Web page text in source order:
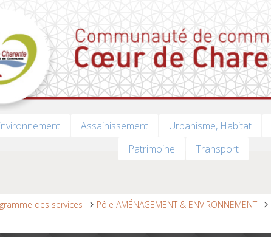
Assainissement Urbanisme, Habitat
Patrimoine
Transport
des services Pôle AMÉNAGEMENT & ENVIRONNEMENT